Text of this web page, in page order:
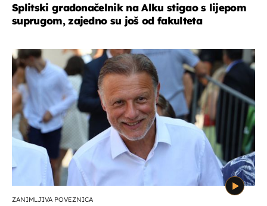
Splitski gradonačelnik na Alku stigao s lijepom
suprugom, zajedno su još od fakulteta
ZANIMLJIVA POVEZNICA